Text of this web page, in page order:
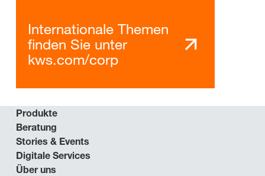
Internationale Themen
finden Sie unter
kws.com/corp
Produkte
Beratung
Stories & Events
Digitale Services
Über uns